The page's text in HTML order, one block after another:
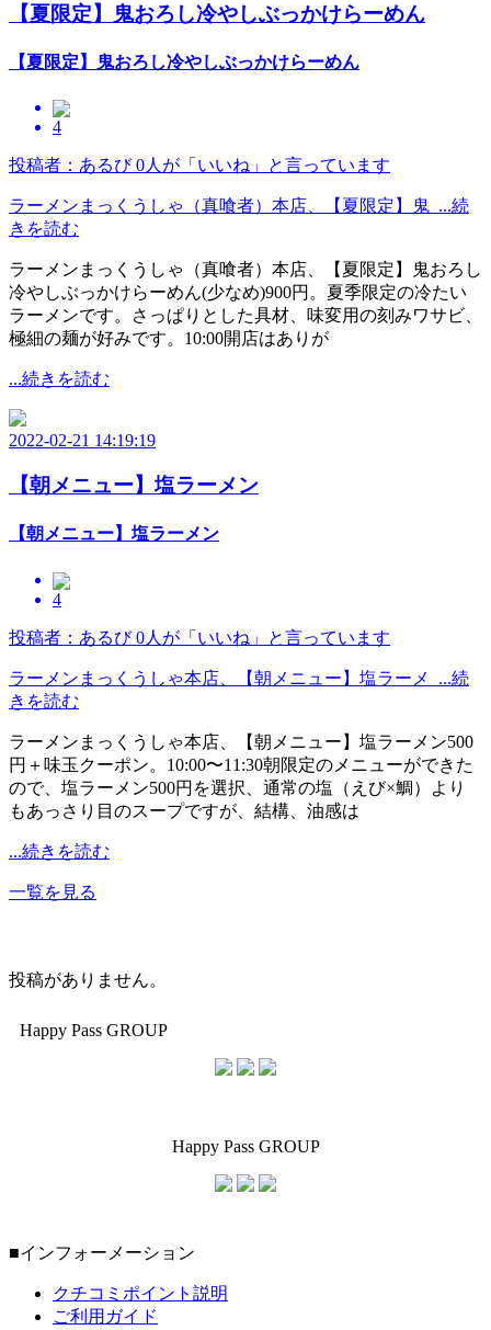
【夏限定】鬼おろし冷やしぶっかけらーめん
【夏限定】鬼おろし冷やしぶっかけらーめん
4
投稿者：あるび0人が「いいね」と言っています
ラーメンまっくうしゃ（真喰者）本店、【夏限定】鬼 ...続
きを読む
ラーメンまっくうしゃ（真喰者）本店、【夏限定】鬼おろし
冷やしぶっかけらーめん(少なめ)900円。夏季限定の冷たい
ラーメンです。さっぱりとした具材、味変用の刻みワサビ、
極細の麺が好みです。10:00開店はありが
...続きを読む
2022-02-21 14:19:19
【朝メニュー】塩ラーメン
【朝メニュー】塩ラーメン
4
投稿者：あるび0人が「いいね」と言っています
ラーメンまっくうしゃ本店、【朝メニュー】塩ラーメ ...続
きを読む
ラーメンまっくうしゃ本店、【朝メニュー】塩ラーメン500
円＋味玉クーポン。10:00〜11:30朝限定のメニューができた
ので、塩ラーメン500円を選択、通常の塩（えび×鯛）より
もあっさり目のスープですが、結構、油感は
...続きを読む
一覧を見る
投稿がありません。
Happy Pass GROUP
Happy Pass GROUP
■インフォーメーション
クチコミポイント説明
ご利用ガイド